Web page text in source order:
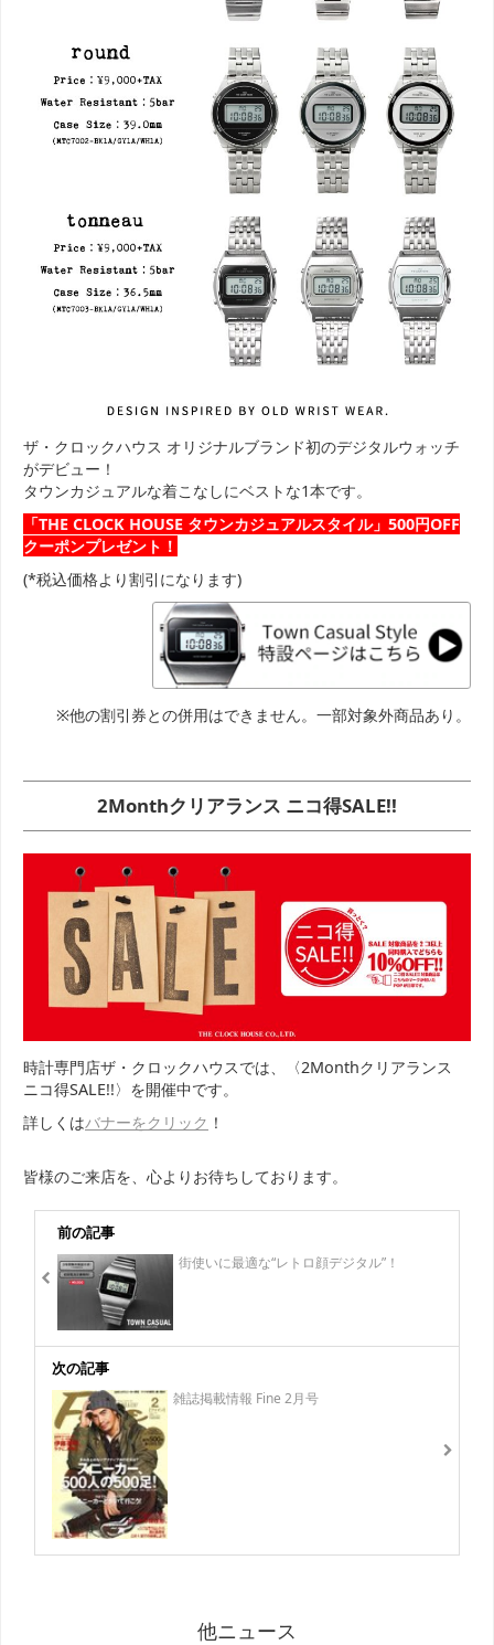
ザ・クロックハウス オリジナルブランド初のデジタルウォッチ
がデビュー！
タウンカジュアルな着こなしにベストな1本です。
「THE CLOCK HOUSE タウンカジュアルスタイル」 500円OFF
クーポンプレゼント！
(*税込価格より割引になります)
※他の割引券との併用はできません。一部対象外商品あり。
2Monthクリアランス ニコ得SALE!!
時計専門店ザ・クロックハウスでは、〈2Monthクリアランス
ニコ得SALE!!〉を開催中です。
詳しくはバナーをクリック ！
皆様のご来店を、心よりお待ちしております。
前の記事
街使いに最適な“レトロ顔デジタル”！
次の記事
雑誌掲載情報 Fine 2月号
他ニュース